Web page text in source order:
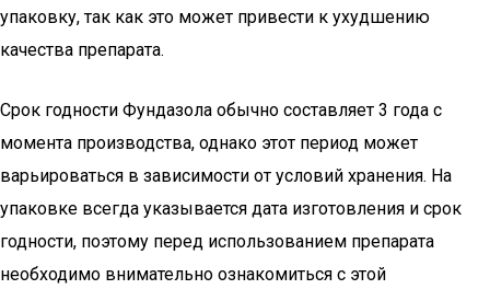
упаковку, так как это может привести к ухудшению
качества препарата.
Срок годности Фундазола обычно составляет 3 года с
момента производства, однако этот период может
варьироваться в зависимости от условий хранения. На
упаковке всегда указывается дата изготовления и срок
годности, поэтому перед использованием препарата
необходимо внимательно ознакомиться с этой